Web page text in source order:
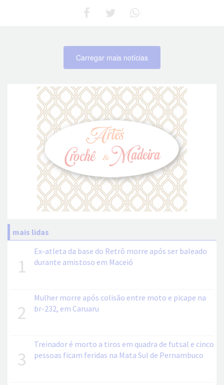
Carregar mais notícias
mais lidas
1
Ex-atleta da base do Retrô morre após ser baleado
durante amistoso em Maceió
2
Mulher morre após colisão entre moto e picape na
br-232, em Caruaru
3
Treinador é morto a tiros em quadra de futsal e cinco
pessoas ficam feridas na Mata Sul de Pernambuco